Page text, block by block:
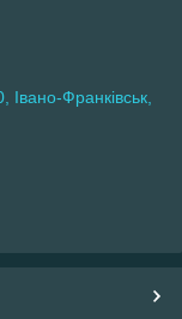
Івано-Франківськ,